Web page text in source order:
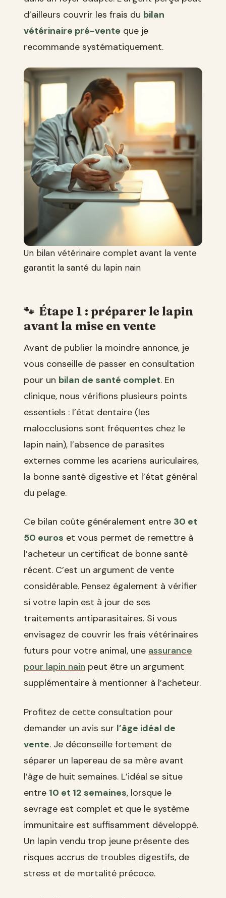
d’ailleurs couvrir les frais du bilan
vétérinaire pré-vente que je
recommande systématiquement.
Un bilan vétérinaire complet avant la vente
garantit la santé du lapin nain
Étape 1 : préparer le lapin
avant la mise en vente
Avant de publier la moindre annonce, je
vous conseille de passer en consultation
pour un bilan de santé complet. En
clinique, nous vérifions plusieurs points
essentiels : l’état dentaire (les
malocclusions sont fréquentes chez le
lapin nain), l’absence de parasites
externes comme les acariens auriculaires,
la bonne santé digestive et l’état général
du pelage.
Ce bilan coûte généralement entre 30 et
50 euros et vous permet de remettre à
l’acheteur un certificat de bonne santé
récent. C’est un argument de vente
considérable. Pensez également à vérifier
si votre lapin est à jour de ses
traitements antiparasitaires. Si vous
envisagez de couvrir les frais vétérinaires
futurs pour votre animal, une assurance
pour lapin nain peut être un argument
supplémentaire à mentionner à l’acheteur.
Profitez de cette consultation pour
demander un avis sur l’âge idéal de
vente. Je déconseille fortement de
séparer un lapereau de sa mère avant
l’âge de huit semaines. L’idéal se situe
entre 10 et 12 semaines, lorsque le
sevrage est complet et que le système
immunitaire est suffisamment développé.
Un lapin vendu trop jeune présente des
risques accrus de troubles digestifs, de
stress et de mortalité précoce.